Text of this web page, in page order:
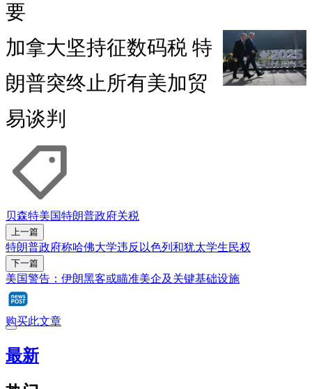
要
加拿大坚持征数码税 特
朗普突终止所有美加贸
易谈判
贝森特美国特朗普政府关税
上一篇
特朗普政府称哈佛大学违反以色列和犹太学生民权
下一篇
美国警告：伊朗黑客或瞄准美企及关键基础设施
购买此文章
最新